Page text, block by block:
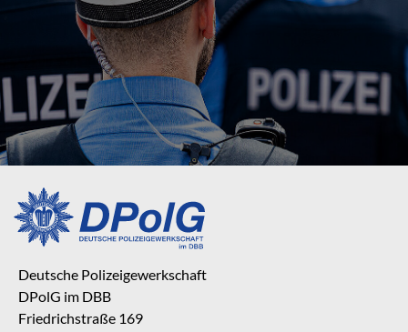
Deutsche Polizeigewerkschaft
DPolG im DBB
Friedrichstraße 169